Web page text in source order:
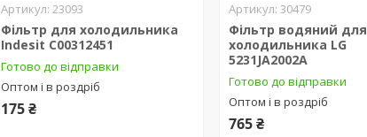
23093
Фільтр для холодильника
Indesit C00312451
Готово до відправки
Оптом і в роздріб
175 ₴
30479
Фільтр водяний для
холодильника LG
5231JA2002A
Готово до відправки
Оптом і в роздріб
765 ₴